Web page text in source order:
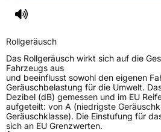
Rollgeräusch
Das Rollgeräusch wirkt sich auf die
Fahrzeugs aus
und beeinflusst sowohl den eigenen
Geräuschbelastung für die Umwelt.
Dezibel (dB) gemessen und im EU
aufgeteilt: von A (niedrigste
Geräuschklasse). Die Einstufung für
sich an EU Grenzwerten.